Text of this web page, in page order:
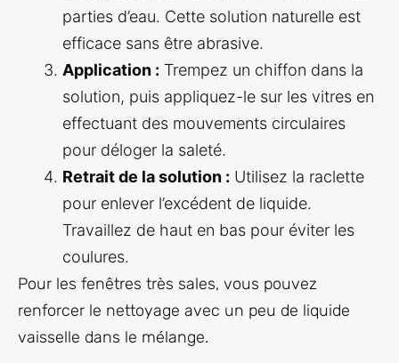
parties d’eau. Cette solution naturelle est
efficace sans être abrasive.
Application : Trempez un chiffon dans la
solution, puis appliquez-le sur les vitres en
effectuant des mouvements circulaires
pour déloger la saleté.
Retrait de la solution : Utilisez la raclette
pour enlever l’excédent de liquide.
Travaillez de haut en bas pour éviter les
coulures.
Pour les fenêtres très sales, vous pouvez
renforcer le nettoyage avec un peu de liquide
vaisselle dans le mélange.